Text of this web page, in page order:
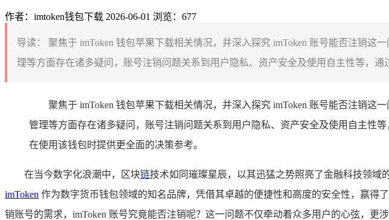
作者：imtoken钱包下载 2026-06-01 浏览：677
导读：
聚焦于 imToken 钱包苹果下载相关情况，并深入探究 imToken 账号能否注销这
理等方面存在诸多疑问，账号注销问题关系到用户隐私、资产安全及使用自主性等，通
聚焦于 imToken 钱包苹果下载相关情况，并深入探究 imToken 账号能否注销这
管理等方面存在诸多疑问，账号注销问题关系到用户隐私、资产安全及使用自主性
在使用该钱包时提供更全面的决策参考。
在当今数字化浪潮中，区块链技术如同璀璨星辰，以其迅猛之势照亮了金融科技领域
imToken 作为数字货币钱包领域的知名品牌，凭借其卓越的便捷性和高度的安全性，赢得
销账号的需求，imToken 账号究竟能否注销呢？这一问题不仅牵动着众多用户的心弦，